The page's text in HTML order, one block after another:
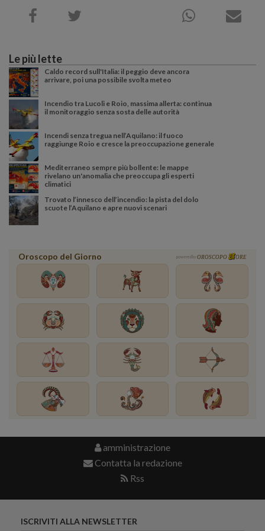
Le più lette
Caldo record sull'Italia: il peggio deve ancora
arrivare, poi una possibile svolta meteo
Incendio tra Lucoli e Roio, massima allerta: continua
il monitoraggio senza sosta delle autorità
Incendi senza tregua nell’Aquilano: il fuoco
raggiunge Roio e cresce la preoccupazione generale
Mediterraneo sempre più bollente: le mappe
rivelano un'anomalia che preoccupa gli esperti
climatici
Trovato l’innesco dell’incendio: la pista del dolo
scuote l’Aquilano e apre nuovi scenari
Oroscopo del Giorno powered by OROSCOPO ORE
amministrazione
Contatta la redazione
Rss
ISCRIVITI ALLA NEWSLETTER